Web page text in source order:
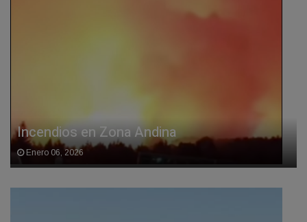
Incendios en Zona Andina
Enero 06, 2026